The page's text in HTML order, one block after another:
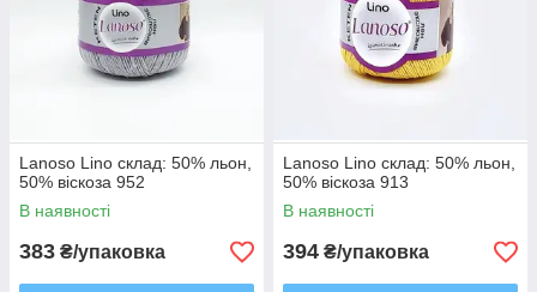
Lanoso Lino склад: 50% льон,
50% віскоза 952
В наявності
383 ₴/упаковка
Lanoso Lino склад: 50% льон,
50% віскоза 913
В наявності
394 ₴/упаковка